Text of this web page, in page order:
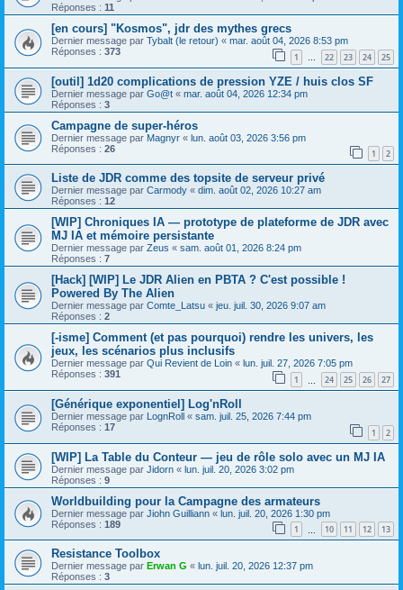
Réponses : 11
[en cours] "Kosmos", jdr des mythes grecs
Dernier message par Tybalt (le retour) « mar. août 04, 2026 8:53 pm
Réponses : 373 1 … 22 23 24 25
[outil] 1d20 complications de pression YZE / huis clos SF
Dernier message par Go@t « mar. août 04, 2026 12:34 pm
Réponses : 3
Campagne de super-héros
Dernier message par Magnyr « lun. août 03, 2026 3:56 pm
Réponses : 26 1 2
Liste de JDR comme des topsite de serveur privé
Dernier message par Carmody « dim. août 02, 2026 10:27 am
Réponses : 12
[WIP] Chroniques IA — prototype de plateforme de JDR avec
MJ IA et mémoire persistante
Dernier message par Zeus « sam. août 01, 2026 8:24 pm
Réponses : 7
[Hack] [WIP] Le JDR Alien en PBTA ? C'est possible !
Powered By The Alien
Dernier message par Comte_Latsu « jeu. juil. 30, 2026 9:07 am
Réponses : 2
[-isme] Comment (et pas pourquoi) rendre les univers, les
jeux, les scénarios plus inclusifs
Dernier message par Qui Revient de Loin « lun. juil. 27, 2026 7:05 pm
Réponses : 391 1 24 25 26 27
[Générique exponentiel] Log'nRoll
Dernier message par LognRoll « sam. juil. 25, 2026 7:44 pm
Réponses : 17 1 2
[WIP] La Table du Conteur — jeu de rôle solo avec un MJ IA
Dernier message par Jidorn « lun. juil. 20, 2026 3:02 pm
Réponses : 9
Worldbuilding pour la Campagne des armateurs
Dernier message par Jiohn Guilliann « lun. juil. 20, 2026 1:30 pm
Réponses : 189 1 10 11 12 13
Resistance Toolbox
Dernier message par Erwan G « lun. juil. 20, 2026 12:37 pm
Réponses : 3